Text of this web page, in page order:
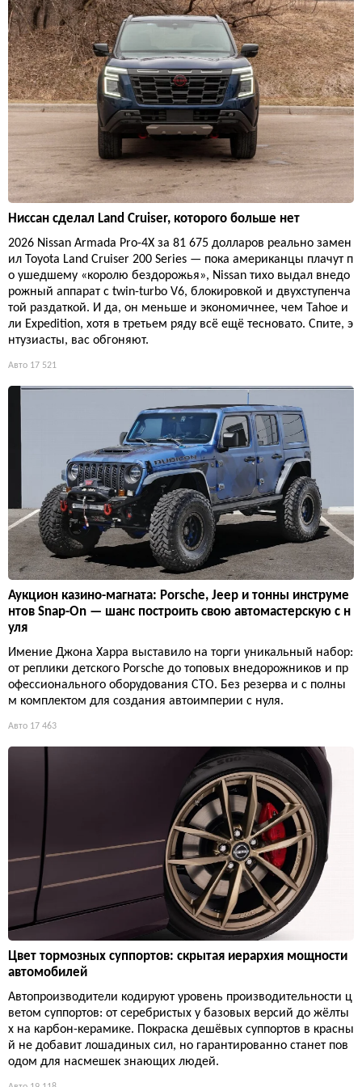
Ниссан сделал Land Cruiser, которого больше нет
2026 Nissan Armada Pro-4X за 81 675 долларов реально замен
ил Toyota Land Cruiser 200 Series — пока американцы плачут п
о ушедшему «королю бездорожья», Nissan тихо выдал внедо
рожный аппарат с twin-turbo V6, блокировкой и двухступенча
той раздаткой. И да, он меньше и экономичнее, чем Tahoe и
ли Expedition, хотя в третьем ряду всё ещё тесновато. Спите, э
нтузиасты, вас обгоняют.
Авто 17 521
Аукцион казино-магната: Porsche, Jeep и тонны инструме
нтов Snap-On — шанс построить свою автомастерскую с н
уля
Имение Джона Харра выставило на торги уникальный набор:
от реплики детского Porsche до топовых внедорожников и пр
офессионального оборудования СТО. Без резерва и с полны
м комплектом для создания автоимперии с нуля.
Авто 17 463
Цвет тормозных суппортов: скрытая иерархия мощности
автомобилей
Автопроизводители кодируют уровень производительности ц
ветом суппортов: от серебристых у базовых версий до жёлты
х на карбон-керамике. Покраска дешёвых суппортов в красны
й не добавит лошадиных сил, но гарантированно станет пов
одом для насмешек знающих людей.